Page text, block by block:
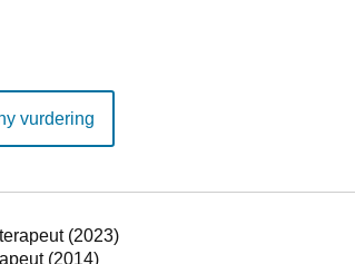
vurdering
(2023)
(2014)